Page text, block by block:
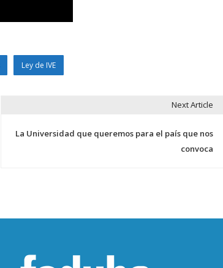
Ley de IVE
Next Article
La Universidad que queremos para el país que nos
convoca